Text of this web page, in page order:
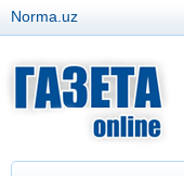
Norma.uz